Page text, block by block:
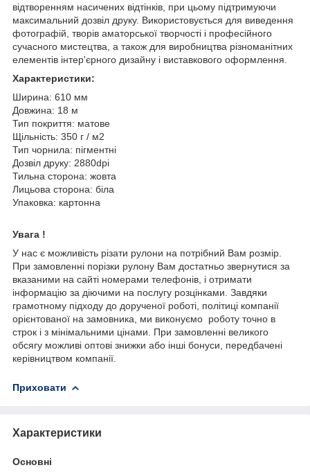
відтворенням насичених відтінків, при цьому підтримуючи
максимальний дозвіл друку. Використовується для виведення
фотографій, творів аматорської творчості і професійного
сучасного мистецтва, а також для виробництва різноманітних
елементів інтер'єрного дизайну і виставкового оформлення.
Характеристики:
Ширина: 610 мм
Довжина: 18 м
Тип покриття: матове
Щільність: 350 г / м2
Тип чорнила: пігментні
Дозвіл друку: 2880dpi
Тильна сторона: жовта
Лицьова сторона: біла
Упаковка: картонна
Увага !
У нас є можливість різати рулони на потрібний Вам розмір.
При замовленні порізки рулону Вам достатньо звернутися за
вказаними на сайті номерами телефонів, і отримати
інформацію за діючими на послугу розцінками. Завдяки
грамотному підходу до дорученої роботі, політиці компанії
орієнтованої на замовника, ми виконуємо роботу точно в
строк і з мінімальними цінами. При замовленні великого
обсягу можливі оптові знижки або інші бонуси, передбачені
керівництвом компанії.
Приховати
Характеристики
Основні